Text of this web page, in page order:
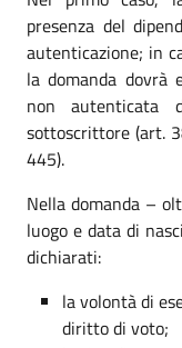
presenza del
autenticazione; in
la domanda dovrà
non autenticata
sottoscrittore (art.
445).
Nella domanda –
luogo e data di
dichiarati:
la volontà di
diritto di voto;